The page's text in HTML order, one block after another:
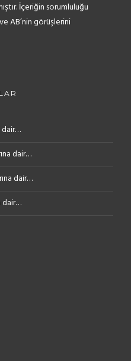
İçeriğin sorumluluğu
AB’nin görüşlerini
dair…
dair…
dair…
dair…